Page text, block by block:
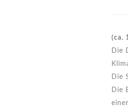
(ca.
Die
Die
Die